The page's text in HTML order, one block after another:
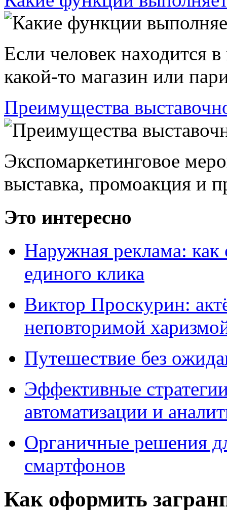
Если человек находится
какой-то магазин или
Преимущества
Экспомаркетинговое
выставка, промоакция и
Это интересно
Наружная реклама: как
единого клика
Виктор Проскурин:
неповторимой
Путешествие без
Эффективные
автоматизации и
Органичные решения
смартфонов
Как оформить